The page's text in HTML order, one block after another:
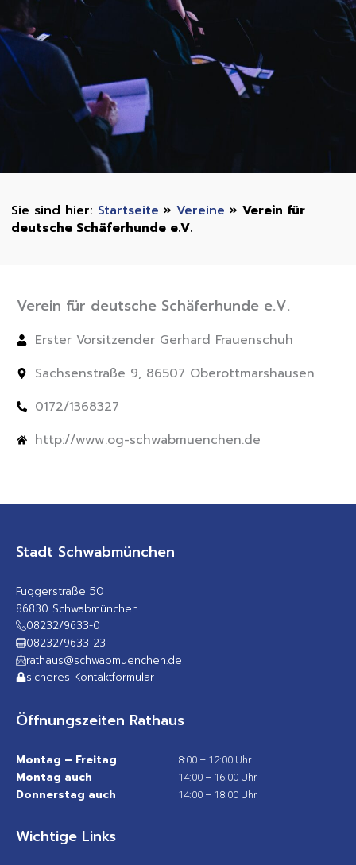
Startseite » Vereine » Verein für
deutsche Schäferhunde e.V.
Verein für deutsche Schäferhunde e.V.
Erster Vorsitzender Gerhard Frauenschuh
Sachsenstraße 9, 86507 Oberottmarshausen
0172/1368327
http://www.og-schwabmuenchen.de
Stadt Schwabmünchen
Fuggerstraße 50
86830 Schwabmünchen
08232/9633-0
08232/9633-23
rathaus@schwabmuenchen.de
sicheres Kontaktformular
Öffnungszeiten Rathaus
Montag – Freitag 8:00 – 12:00 Uhr
Montag auch 14:00 – 16:00 Uhr
Donnerstag auch 14:00 – 18:00 Uhr
Wichtige Links